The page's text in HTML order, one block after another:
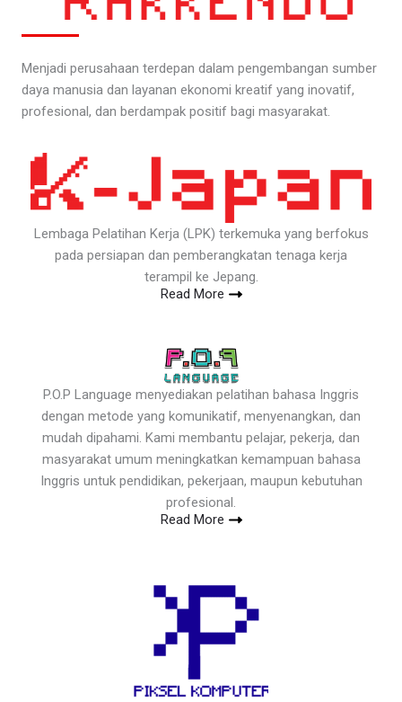
Menjadi perusahaan terdepan dalam pengembangan sumber
daya manusia dan layanan ekonomi kreatif yang inovatif,
profesional, dan berdampak positif bagi masyarakat.
Lembaga Pelatihan Kerja (LPK) terkemuka yang berfokus
pada persiapan dan pemberangkatan tenaga kerja
terampil ke Jepang.
Read More
P.O.P Language menyediakan pelatihan bahasa Inggris
dengan metode yang komunikatif, menyenangkan, dan
mudah dipahami. Kami membantu pelajar, pekerja, dan
masyarakat umum meningkatkan kemampuan bahasa
Inggris untuk pendidikan, pekerjaan, maupun kebutuhan
profesional.
Read More